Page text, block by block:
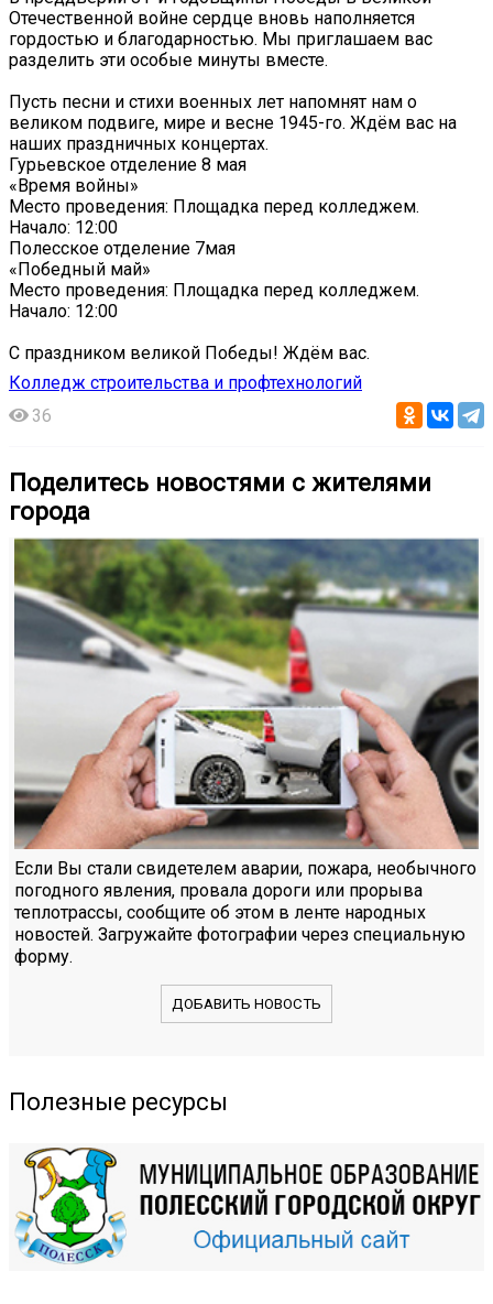
Отечественной войне сердце вновь наполняется
гордостью и благодарностью. Мы приглашаем вас
разделить эти особые минуты вместе.
Пусть песни и стихи военных лет напомнят нам о
великом подвиге, мире и весне 1945-го. Ждём вас на
наших праздничных концертах.
Гурьевское отделение 8 мая
«Время войны»
Место проведения: Площадка перед колледжем.
Начало: 12:00
Полесское отделение 7мая
«Победный май»
Место проведения: Площадка перед колледжем.
Начало: 12:00
С праздником великой Победы! Ждём вас.
Колледж строительства и профтехнологий
36
Поделитесь новостями с жителями
города
Если Вы стали свидетелем аварии, пожара, необычного
погодного явления, провала дороги или прорыва
теплотрассы, сообщите об этом в ленте народных
новостей. Загружайте фотографии через специальную
форму.
ДОБАВИТЬ НОВОСТЬ
Полезные ресурсы